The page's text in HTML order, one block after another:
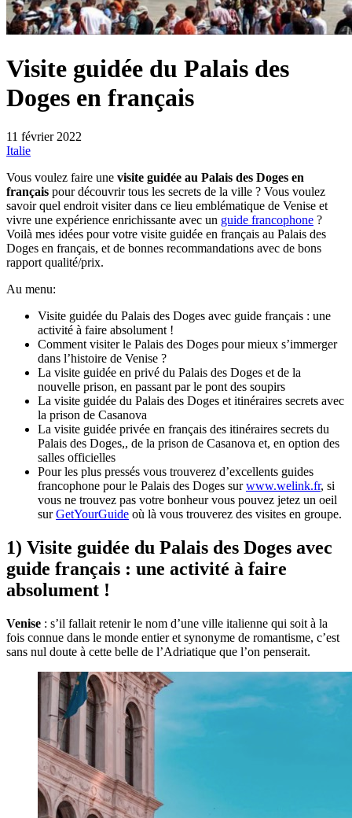
Visite guidée du Palais des
Doges en français
11 février 2022
Italie
Vous voulez faire une visite guidée au Palais des Doges en
français pour découvrir tous les secrets de la ville ? Vous voulez
savoir quel endroit visiter dans ce lieu emblématique de Venise et
vivre une expérience enrichissante avec un guide francophone ?
Voilà mes idées pour votre visite guidée en français au Palais des
Doges en français, et de bonnes recommandations avec de bons
rapport qualité/prix.
Au menu:
Visite guidée du Palais des Doges avec guide français : une
activité à faire absolument !
Comment visiter le Palais des Doges pour mieux s’immerger
dans l’histoire de Venise ?
La visite guidée en privé du Palais des Doges et de la
nouvelle prison, en passant par le pont des soupirs
La visite guidée du Palais des Doges et itinéraires secrets avec
la prison de Casanova
La visite guidée privée en français des itinéraires secrets du
Palais des Doges,, de la prison de Casanova et, en option des
salles officielles
Pour les plus pressés vous trouverez d’excellents guides
francophone pour le Palais des Doges surwww.welink.fr, si
vous ne trouvez pas votre bonheur vous pouvez jetez un oeil
surGetYourGuide où là vous trouverez des visites en groupe.
1) Visite guidée du Palais des Doges avec
guide français : une activité à faire
absolument !
Venise : s’il fallait retenir le nom d’une ville italienne qui soit à la
fois connue dans le monde entier et synonyme de romantisme, c’est
sans nul doute à cette belle de l’Adriatique que l’on penserait.